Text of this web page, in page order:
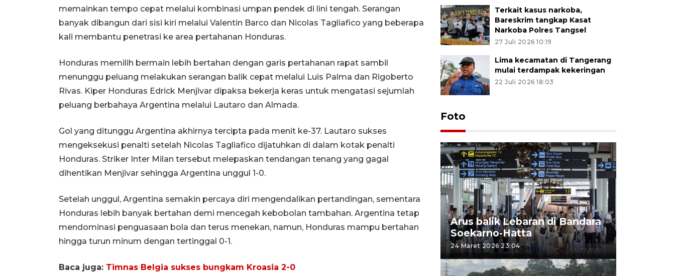
memainkan tempo cepat melalui kombinasi umpan pendek di lini tengah. Serangan
banyak dibangun dari sisi kiri melalui Valentin Barco dan Nicolas Tagliafico yang beberapa
kali membantu penetrasi ke area pertahanan Honduras.
Honduras memilih bermain lebih bertahan dengan garis pertahanan rapat sambil
menunggu peluang melakukan serangan balik cepat melalui Luis Palma dan Rigoberto
Rivas. Kiper Honduras Edrick Menjivar dipaksa bekerja keras untuk mengatasi sejumlah
peluang berbahaya Argentina melalui Lautaro dan Almada.
Gol yang ditunggu Argentina akhirnya tercipta pada menit ke-37. Lautaro sukses
mengeksekusi penalti setelah Nicolas Tagliafico dijatuhkan di dalam kotak penalti
Honduras. Striker Inter Milan tersebut melepaskan tendangan tenang yang gagal
dihentikan Menjivar sehingga Argentina unggul 1-0.
Setelah unggul, Argentina semakin percaya diri mengendalikan pertandingan, sementara
Honduras lebih banyak bertahan demi mencegah kebobolan tambahan. Argentina tetap
mendominasi penguasaan bola dan terus menekan, namun, Honduras mampu bertahan
hingga turun minum dengan tertinggal 0-1.
Baca juga: Timnas Belgia sukses bungkam Kroasia 2-0
Terkait kasus narkoba,
Bareskrim tangkap Kasat
Narkoba Polres Tangsel
27 Juli 2026 10:19
Lima kecamatan di Tangerang
mulai terdampak kekeringan
22 Juli 2026 18:03
Foto
Arus balik Lebaran di Bandara
Soekarno-Hatta
24 Maret 2026 23:04